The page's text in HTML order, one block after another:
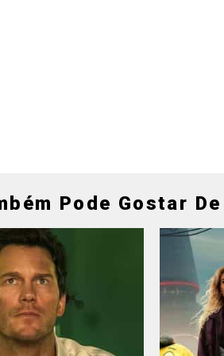
Pode Gostar